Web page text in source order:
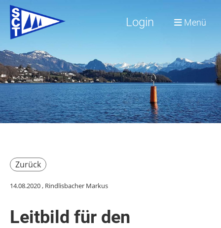
Login Menü
Zurück
14.08.2020, Rindlisbacher Markus
Leitbild für den